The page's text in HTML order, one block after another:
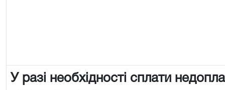
У разі необхідності сплати